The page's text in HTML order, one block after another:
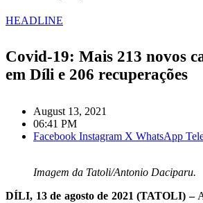
HEADLINE
Covid-19: Mais 213 novos
em Díli e 206 recuperações
August 13, 2021
06:41 PM
Facebook Instagram X WhatsApp
Imagem da Tatoli/Antonio Daciparu.
DÍLI, 13 de agosto de 2021 (TATOLI) –